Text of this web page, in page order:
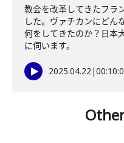
教会を改革してきたフラ
した。ヴァチカンにどん
何をしてきたのか？日本
に伺います。
2025.04.22|